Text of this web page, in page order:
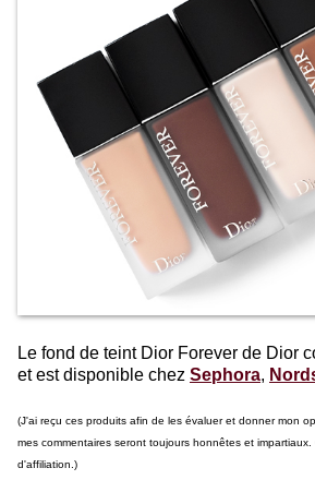
Le fond de teint Dior Forever de Dior
et est disponible chez Sephora,
(J'ai reçu ces produits afin de les évaluer et donner mon
mes commentaires seront toujours honnêtes et
d'affiliation.)